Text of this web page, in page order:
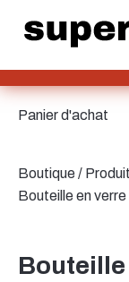
Boutique/
Bouteille en
Panier d'achat
Bouteille